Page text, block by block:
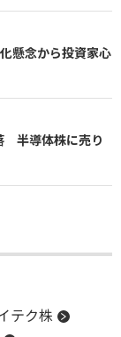
懸念から投資家心
半導体株に売り
テク株